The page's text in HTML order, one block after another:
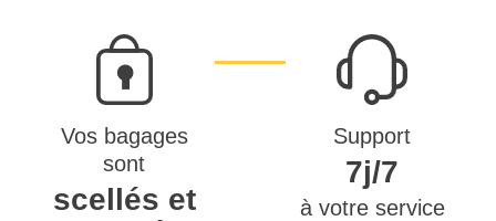
Vos bagages
sont
scellés et
Support
7j/7
à votre service